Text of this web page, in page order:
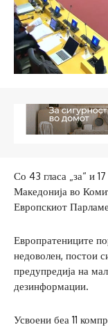
Со 43 гласа „за“ и
Македонија во
Европскиот
Европратениците
недоволен, постои
предупредија на
дезинформации.
Усвоени беа 11